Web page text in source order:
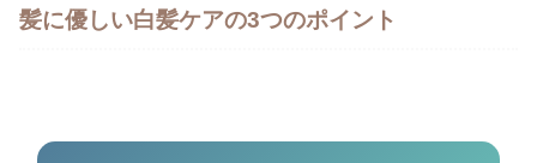
髪に優しい白髪ケアの3つのポイント